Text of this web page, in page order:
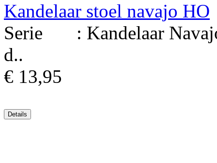
Kandelaar stoel navajo HO
Serie : Kandelaar
d..
€ 13,95